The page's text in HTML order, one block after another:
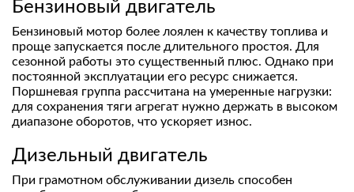
Бензиновый двигатель
Бензиновый мотор более лоялен к качеству топлива и
проще запускается после длительного простоя. Для
сезонной работы это существенный плюс. Однако при
постоянной эксплуатации его ресурс снижается.
Поршневая группа рассчитана на умеренные нагрузки:
для сохранения тяги агрегат нужно держать в высоком
диапазоне оборотов, что ускоряет износ.
Дизельный двигатель
При грамотном обслуживании дизель способен